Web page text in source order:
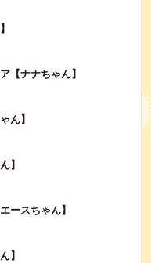
【ナナちゃん】
ん】
】
ースちゃん】
】